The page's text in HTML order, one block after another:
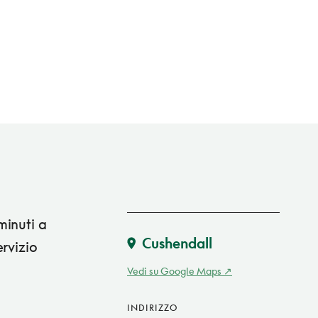
a
Cushendall
Vedi su Google Maps
INDIRIZZO